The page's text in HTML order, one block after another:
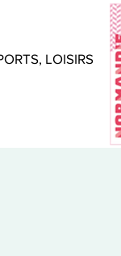
LOISIRS